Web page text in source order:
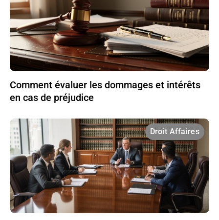
Comment évaluer les dommages et intérêts
en cas de préjudice
Droit Affaires